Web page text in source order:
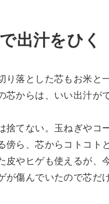
出汁をひく
り落とした芯もお米と
芯からは、いい出汁が
捨てない。玉ねぎやコ
傍ら、芯からコトコト
皮やヒゲも使えるが、
が傷んでいたので芯だ